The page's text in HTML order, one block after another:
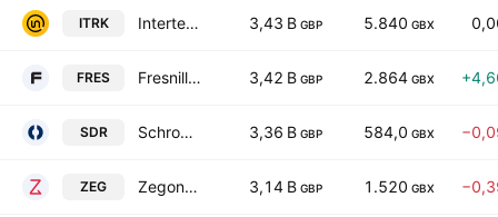
ITRK Intertek Group plc 3,43 B GBP 5.840 GBX
FRES Fresnillo PLC 3,42 B GBP 2.864 GBX
SDR Schroders PLC 3,36 B GBP 584,0 GBX
ZEG Zegona Communications Plc 3,14 B GBP 1.520 GBX